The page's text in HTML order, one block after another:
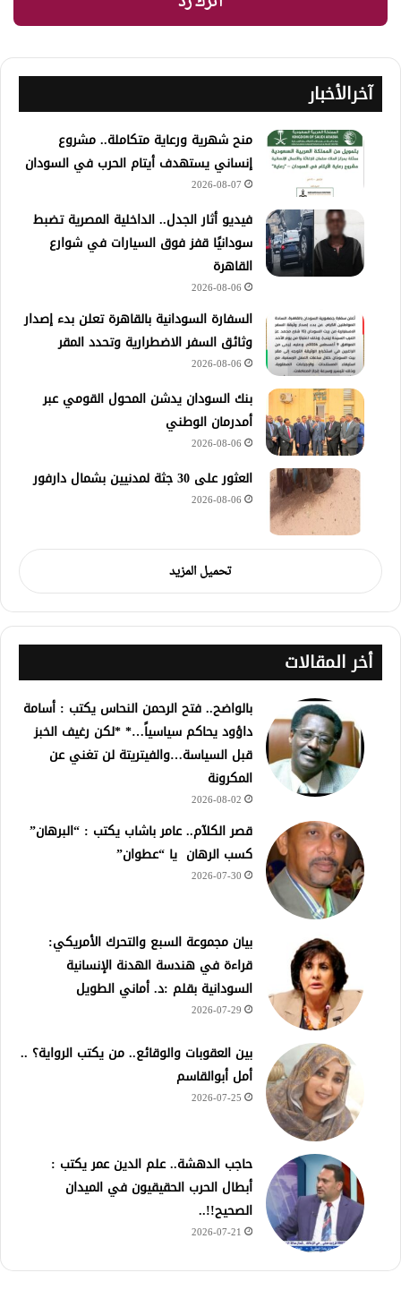
آخرالأخبار
منح شهرية ورعاية متكاملة.. مشروع
إنساني يستهدف أيتام الحرب في السودان
2026-08-07
فيديو أثار الجدل.. الداخلية المصرية تضبط
سودانيًا قفز فوق السيارات في شوارع
القاهرة
2026-08-06
السفارة السودانية بالقاهرة تعلن بدء إصدار
وثائق السفر الاضطرارية وتحدد المقر
2026-08-06
بنك السودان يدشن المحول القومي عبر
أمدرمان الوطني
2026-08-06
العثور على 30 جثة لمدنيين بشمال دارفور
2026-08-06
تحميل المزيد
أخر المقالات
بالواضح.. فتح الرحمن النحاس يكتب : أسامة
داؤود يحاكم سياسياً…* *لكن رغيف الخبز
قبل السياسة…والفيتريتة لن تغني عن
المكرونة
2026-08-02
قصر الكلآم.. عامر باشاب يكتب : “البرهان”
كسب الرهان يا “عطوان”
2026-07-30
بيان مجموعة السبع والتحرك الأمريكي:
قراءة في هندسة الهدنة الإنسانية
السودانية بقلم :د. أماني الطويل
2026-07-29
بين العقوبات والوقائع.. من يكتب الرواية؟ ..
أمل أبوالقاسم
2026-07-25
حاجب الدهشة.. علم الدين عمر يكتب :
أبطال الحرب الحقيقيون في الميدان
الصحيح!!..
2026-07-21